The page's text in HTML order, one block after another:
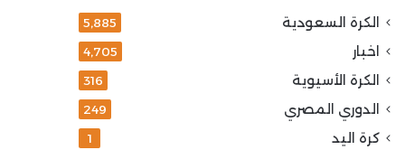
الكرة السعودية 5٬885
اخبار 4٬705
الكرة الأسيوية 316
الدوري المصري 249
كرة اليد 1